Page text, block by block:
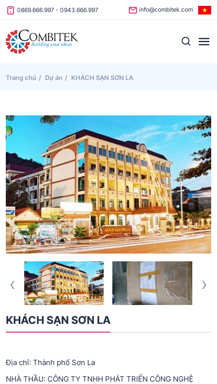
Skip to content
0869.666.997 - 0943.666.997 info@combitek.com
Trang chủ Dự án KHÁCH SẠN SƠN LA
‹ ›
KHÁCH SẠN SƠN LA
Địa chỉ: Thành phố Sơn La
NHÀ THẦU: CÔNG TY TNHH PHÁT TRIỂN CÔNG NGHỆ